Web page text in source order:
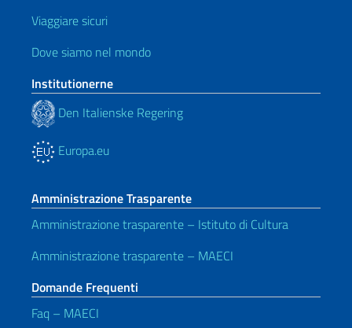
Viaggiare sicuri
Dove siamo nel mondo
Institutionerne
Den Italienske Regering
Europa.eu
Amministrazione Trasparente
Amministrazione trasparente – Istituto di Cultura
Amministrazione trasparente – MAECI
Domande Frequenti
Faq – MAECI